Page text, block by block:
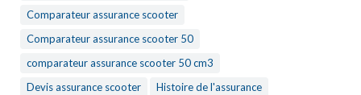
Comparateur assurance scooter
Comparateur assurance scooter 50
comparateur assurance scooter 50 cm3
Devis assurance scooter
Histoire de l'assurance